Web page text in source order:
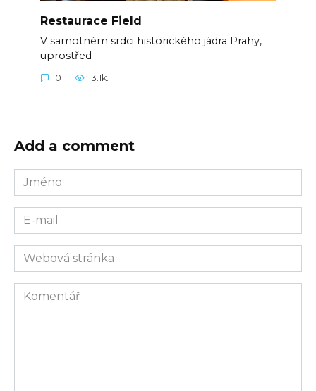
Restaurace Field
V samotném srdci historického jádra Prahy,
uprostřed
0 3.1k.
Add a comment
Jméno
E-
mail
Webová
stránka
Komentář